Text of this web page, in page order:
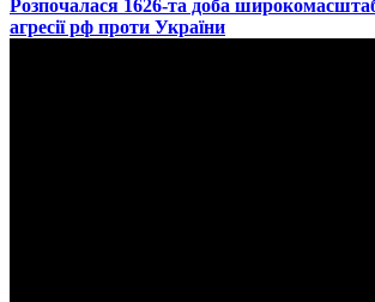
​Розпочалася 1626-та доба
агресії рф проти України